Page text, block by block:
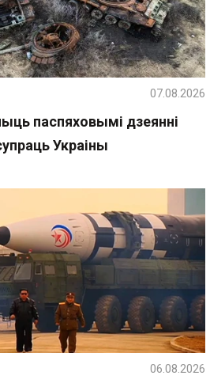
паспяховымі дзеянні
Украіны
07.08.2026
06.08.2026